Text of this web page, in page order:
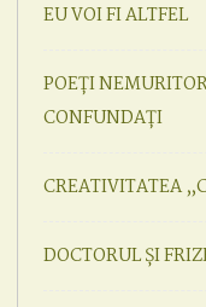
EU VOI FI ALTFEL
POEȚI
CONFUNDAȚI
CREATIVITATEA
DOCTORUL ȘI